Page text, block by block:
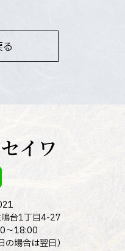
台1丁目4-27
～18:00
場合は翌日）